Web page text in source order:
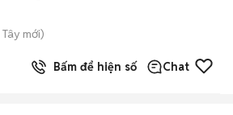
Tây mới)
Bấm để hiện số Chat